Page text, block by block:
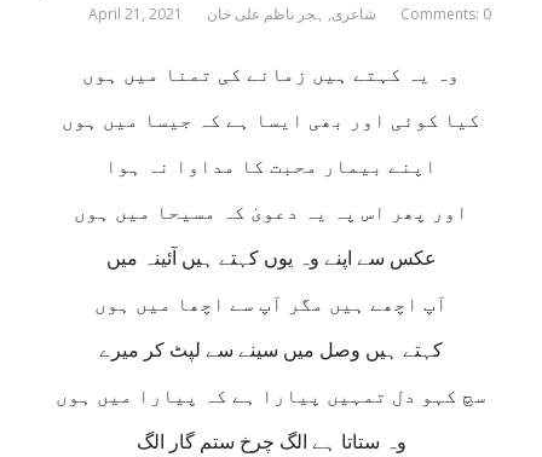
April 21, 2021 شاعری, ہجر ناظم علی خان Comments: 0
وہ یہ کہتے ہیں زمانے کی تمنا میں ہوں
کیا کوئی اور بھی ایسا ہے کہ جیسا میں ہوں
اپنے بیمار محبت کا مداوا نہ ہوا
اور پھر اس پہ یہ دعویٰ کہ مسیحا میں ہوں
عکس سے اپنے وہ یوں کہتے ہیں آئینہ میں
آپ اچھے ہیں مگر آپ سے اچھا میں ہوں
کہتے ہیں وصل میں سینے سے لپٹ کر میرے
سچ کہو دل تمہیں پیارا ہے کہ پیارا میں ہوں
وہ ستاتا ہے الگ چرخ ستم گار الگ